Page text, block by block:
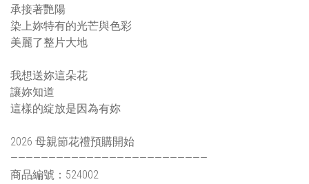
承接著艷陽
染上妳特有的光芒與色彩
美麗了整片大地
我想送妳這朵花
讓妳知道
這樣的綻放是因為有妳
2026 母親節花禮預購開始
——————————————————————————
商品編號：524002